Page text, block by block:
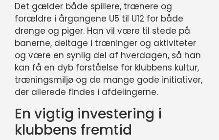
Det gælder både spillere, trænere og
forældre i årgangene U5 til U12 for både
drenge og piger. Han vil være til stede på
banerne, deltage i træninger og aktiviteter
og være en synlig del af hverdagen, så han
kan få en dyb forståelse for klubbens kultur,
træningsmiljø og de mange gode initiativer,
der allerede findes i afdelingerne.
En vigtig investering i
klubbens fremtid